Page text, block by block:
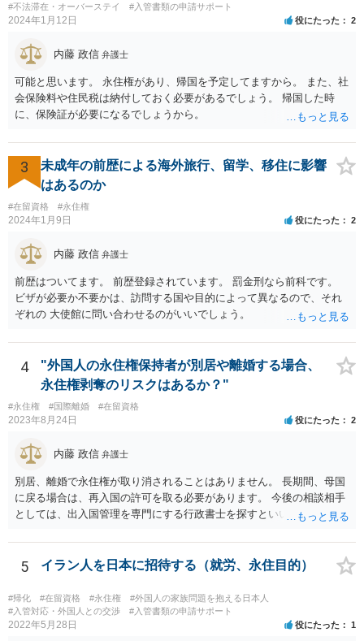
#不法滞在・オーバーステイ
#入管書類の申請サポート
2024年1月12日 役にたった 2
内藤 政信 弁護士
可能と思います。 永住権があり、帰国を予定してますから。 また、社
会保険料や住民税は納付しておく必要があるでしょう。 帰国した時
に、保険証が必要になるでしょうから。
3
未成年の前歴による海外旅行、留学、移住に影響
はあるのか
#在留資格 #永住権
2024年1月9日 役にたった 2
内藤 政信 弁護士
前歴はついてます。 前歴登録されています。 罰金刑なら前科です。
ビザが必要か不要かは、訪問する国や目的によって異なるので、それ
ぞれの 大使館に問い合わせるのがいいでしょう。
4
"外国人の永住権保持者が別居や離婚する場合、
永住権剥奪のリスクはあるか？"
#永住権 #国際離婚 #在留資格
2023年8月24日 役にたった 2
内藤 政信 弁護士
別居、離婚で永住権が取り消されることはありません。 長期間、母国
に戻る場合は、再入国の許可を取る必要があります。 今後の相談相手
としては、出入国管理を専門にする行政書士を探すといいでしょう。
5 イラン人を日本に招待する（就労、永住目的）
#帰化 #在留資格 #永住権
#外国人の家族問題を抱える日本人
#入管対応・外国人との交渉
#入管書類の申請サポート
2022年5月28日 役にたった 1